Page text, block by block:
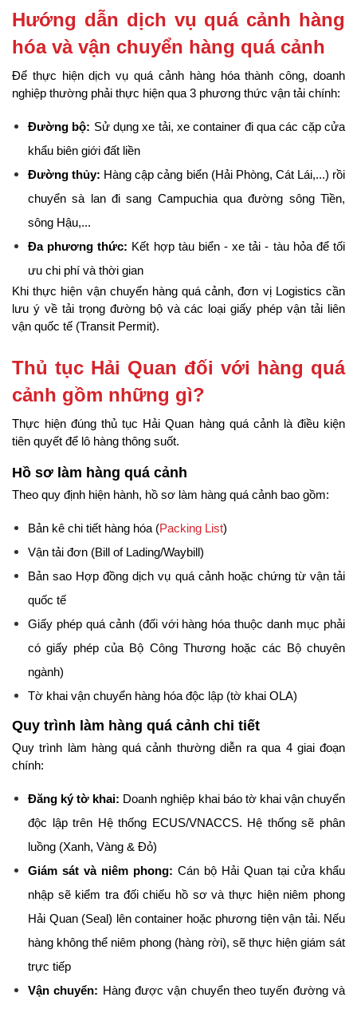
Hướng dẫn dịch vụ quá cảnh hàng
hóa và vận chuyển hàng quá cảnh
Để thực hiện dịch vụ quá cảnh hàng hóa thành công, doanh
nghiệp thường phải thực hiện qua 3 phương thức vận tải chính:
Đường bộ: Sử dụng xe tải, xe container đi qua các cặp cửa
khẩu biên giới đất liền
Đường thủy: Hàng cập cảng biển (Hải Phòng, Cát Lái,...) rồi
chuyển sà lan đi sang Campuchia qua đường sông Tiền,
sông Hậu,...
Đa phương thức: Kết hợp tàu biển - xe tải - tàu hỏa để tối
ưu chi phí và thời gian
Khi thực hiện vận chuyển hàng quá cảnh, đơn vị Logistics cần
lưu ý về tải trọng đường bộ và các loại giấy phép vận tải liên
vận quốc tế (Transit Permit).
Thủ tục Hải Quan đối với hàng quá
cảnh gồm những gì?
Thực hiện đúng thủ tục Hải Quan hàng quá cảnh là điều kiện
tiên quyết để lô hàng thông suốt.
Hồ sơ làm hàng quá cảnh
Theo quy định hiện hành, hồ sơ làm hàng quá cảnh bao gồm:
Bản kê chi tiết hàng hóa (Packing List)
Vận tải đơn (Bill of Lading/Waybill)
Bản sao Hợp đồng dịch vụ quá cảnh hoặc chứng từ vận tải
quốc tế
Giấy phép quá cảnh (đối với hàng hóa thuộc danh mục phải
có giấy phép của Bộ Công Thương hoặc các Bộ chuyên
ngành)
Tờ khai vận chuyển hàng hóa độc lập (tờ khai OLA)
Quy trình làm hàng quá cảnh chi tiết
Quy trình làm hàng quá cảnh thường diễn ra qua 4 giai đoạn
chính:
Đăng ký tờ khai: Doanh nghiệp khai báo tờ khai vận chuyển
độc lập trên Hệ thống ECUS/VNACCS. Hệ thống sẽ phân
luồng (Xanh, Vàng & Đỏ)
Giám sát và niêm phong: Cán bộ Hải Quan tại cửa khẩu
nhập sẽ kiểm tra đối chiếu hồ sơ và thực hiện niêm phong
Hải Quan (Seal) lên container hoặc phương tiện vận tải. Nếu
hàng không thể niêm phong (hàng rời), sẽ thực hiện giám sát
trực tiếp
Vận chuyển: Hàng được vận chuyển theo tuyến đường và